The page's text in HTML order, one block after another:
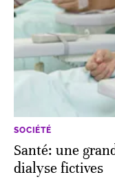
SOCIÉTÉ
Santé: une
dialyse fictives